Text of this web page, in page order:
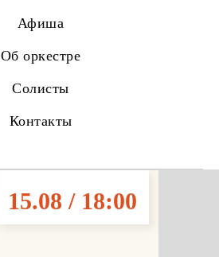
Афиша
Об оркестре
Солисты
Контакты
15.08 / 18:00